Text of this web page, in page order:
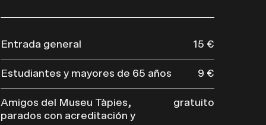
Entrada general 15 €
Estudiantes y mayores de 65 años 9 €
Amigos del Museu Tàpies,
parados con acreditación y
gratuito